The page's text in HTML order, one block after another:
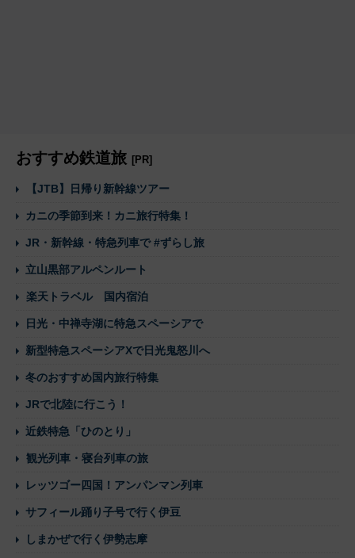
おすすめ鉄道旅 [PR]
【JTB】日帰り新幹線ツアー
カニの季節到来！カニ旅行特集！
JR・新幹線・特急列車で #ずらし旅
立山黒部アルペンルート
楽天トラベル 国内宿泊
日光・中禅寺湖に特急スペーシアで
新型特急スペーシアXで日光鬼怒川へ
冬のおすすめ国内旅行特集
JRで北陸に行こう！
近鉄特急「ひのとり」
観光列車・寝台列車の旅
レッツゴー四国！アンパンマン列車
サフィール踊り子号で行く伊豆
しまかぜで行く伊勢志摩